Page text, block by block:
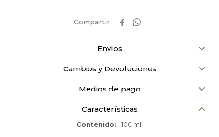
 
Envíos
Cambios y Devoluciones
Medios de pago
Características
Contenido 100 ml.